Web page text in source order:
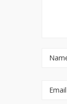
Email